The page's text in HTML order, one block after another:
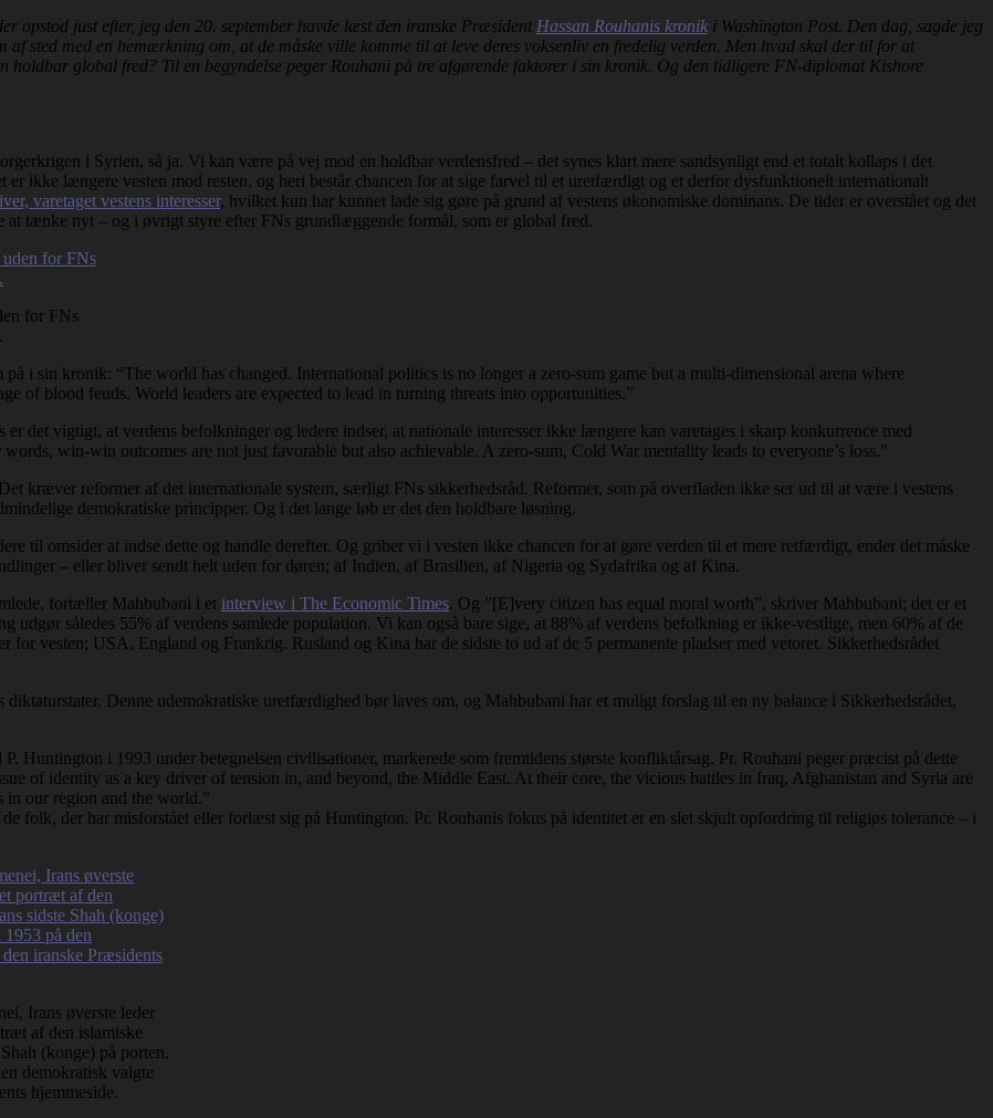
opstod just efter, jeg den 20. september havde læst den iranske Præsident Hassan Rouhanis kronik i Washington Post. Den dag, sagde jeg
sted med en bemærkning om, at de måske ville komme til at leve deres voksenliv en fredelig verden. Men hvad skal der til for at
global fred? Til en begyndelse peger Rouhani på tre afgørende faktorer i sin kronik. Og den tidligere FN-diplomat Kishore
i Syrien, så ja. Vi kan være på vej mod en holdbar verdensfred – det synes klart mere sandsynligt end et totalt kollaps i det
er ikke længere vesten mod resten, og heri består chancen for at sige farvel til et uretfærdigt og et derfor dysfunktionelt internationalt
varetaget vestens interesser, hvilket kun har kunnet lade sig gøre på grund af vestens økonomiske dominans. De tider er overstået og det
at tænke nyt – og i øvrigt styre efter FNs grundlæggende formål, som er global fred.
for FNs
i sin kronik: “The world has changed. International politics is no longer a zero-sum game but a multi-dimensional arena where
of blood feuds. World leaders are expected to lead in turning threats into opportunities.”
det vigtigt, at verdens befolkninger og ledere indser, at nationale interesser ikke længere kan varetages i skarp konkurrence med
win-win outcomes are not just favorable but also achievable. A zero-sum, Cold War mentality leads to everyone’s loss.”
kræver reformer af det internationale system, særligt FNs sikkerhedsråd. Reformer, som på overfladen ikke ser ud til at være i vestens
demokratiske principper. Og i det lange løb er det den holdbare løsning.
til omsider at indse dette og handle derefter. Og griber vi i vesten ikke chancen for at gøre verden til et mere retfærdigt, ender det måske
– eller bliver sendt helt uden for døren; af Indien, af Brasilien, af Nigeria og Sydafrika og af Kina.
fortæller Mahbubani i et interview i The Economic Times. Og ”[E]very citizen has equal moral worth”, skriver Mahbubani; det er et
således 55% af verdens samlede population. Vi kan også bare sige, at 88% af verdens befolkning er ikke-vestlige, men 60% af de
for vesten; USA, England og Frankrig. Rusland og Kina har de sidste to ud af de 5 permanente pladser med vetoret. Sikkerhedsrådet
Denne udemokratiske uretfærdighed bør laves om, og Mahbubani har et muligt forslag til en ny balance i Sikkerhedsrådet,
Huntington i 1993 under betegnelsen civilisationer, markerede som fremtidens største konfliktårsag. Pr. Rouhani peger præcist på dette
of identity as a key driver of tension in, and beyond, the Middle East. At their core, the vicious battles in Iraq, Afghanistan and Syria are
in our region and the world.”
folk, der har misforstået eller forlæst sig på Huntington. Pr. Rouhanis fokus på identitet er en slet skjult opfordring til religiøs tolerance – i
Irans øverste leder
af den islamiske
(konge) på porten.
demokratisk valgte
hjemmeside.